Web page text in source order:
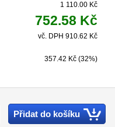
1 110.00 Kč
752.58 Kč
vč. DPH 910.62 Kč
357.42 Kč (32%)
Přidat do košíku